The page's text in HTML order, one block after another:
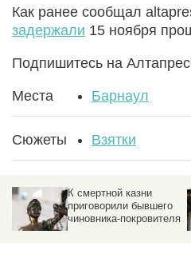
Как ранее сообщал
задержали 15 ноября
Подпишитесь на
Места Барнаул
Сюжеты Взятки
К смертной казни
приговорили бывшего
чиновника-покровителя